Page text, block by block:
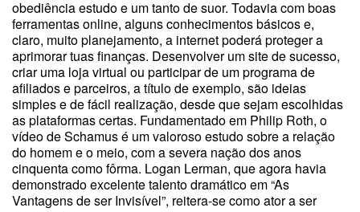
obediência estudo e um tanto de suor. Todavia com boas
ferramentas online, alguns conhecimentos básicos e,
claro, muito planejamento, a internet poderá proteger a
aprimorar tuas finanças. Desenvolver um site de sucesso,
criar uma loja virtual ou participar de um programa de
afiliados e parceiros, a título de exemplo, são ideias
simples e de fácil realização, desde que sejam escolhidas
as plataformas certas. Fundamentado em Philip Roth, o
vídeo de Schamus é um valoroso estudo sobre a relação
do homem e o meio, com a severa nação dos anos
cinquenta como fôrma. Logan Lerman, que agora havia
demonstrado excelente talento dramático em “As
Vantagens de ser Invisível”, reitera-se como ator a ser